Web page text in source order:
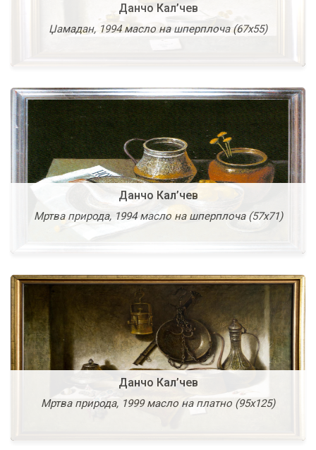
Данчо Кал’чев
Џамадан, 1994 масло на шперплоча (67х55)
Данчо Кал’чев
Мртва природа, 1994 масло на шперплоча (57х71)
Данчо Кал’чев
Мртва природа, 1999 масло на платно (95х125)
Данчо Кал’чев
Мртва природа, 1999 масло на платно (95х125)
Данчо Ордев
Композиција 140295, 1995 масло на платно (61х50)
Димитар Кондовски
Свечена слика VII, 1980 темпера и злато на панел
(54х43,5)